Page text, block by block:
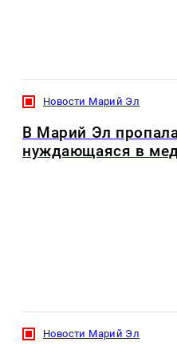
Новости Марий Эл
В Марий Эл
нуждающаяся в
Новости Марий Эл